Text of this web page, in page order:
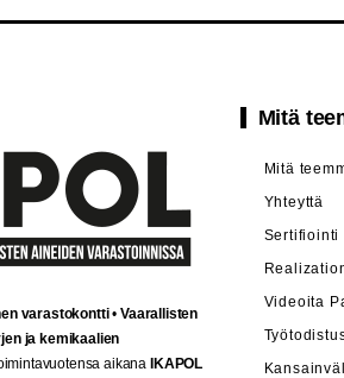
varastokontti•Vaarallisten
ja kemikaalien
aikanaIKAPOL
Mitä
Mitä
Yhteyttä
Sertifiointi
Videoita